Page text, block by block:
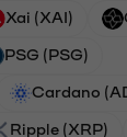
Xai (XAI)
PSG (PSG)
Cardano
Ripple (XRP)